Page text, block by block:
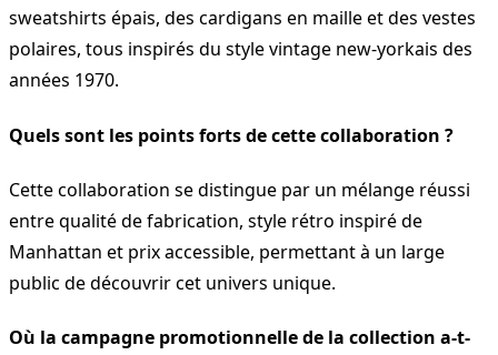
sweatshirts épais, des cardigans en maille et des vestes
polaires, tous inspirés du style vintage new-yorkais des
années 1970.
Quels sont les points forts de cette collaboration ?
Cette collaboration se distingue par un mélange réussi
entre qualité de fabrication, style rétro inspiré de
Manhattan et prix accessible, permettant à un large
public de découvrir cet univers unique.
Où la campagne promotionnelle de la collection a-t-